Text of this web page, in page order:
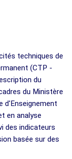
techniques de
(CTP -
du
du Ministère
d'Enseignement
en analyse
des indicateurs
basée sur des